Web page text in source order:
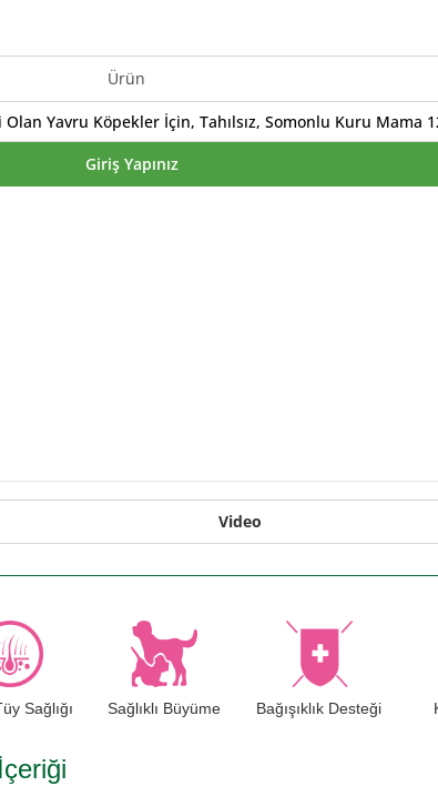
Ürün
Yavru Köpekler İçin, Tahılsız, Somonlu Kuru Mama
Giriş Yapınız
Video
Sağlığı Sağlıklı Büyüme Bağışıklık Desteği